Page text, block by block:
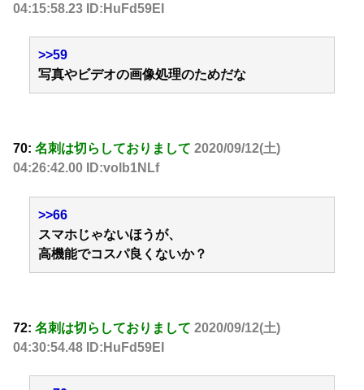
04:15:58.23 ID:HuFd59EI
>>59
写真やビデオの画像処理のためだな
70: 名刺は切らしておりまして 2020/09/12(土)
04:26:42.00 ID:volb1NLf
>>66
スマホじゃないほうが、
高機能でコスパ良くないか？
72: 名刺は切らしておりまして 2020/09/12(土)
04:30:54.48 ID:HuFd59EI